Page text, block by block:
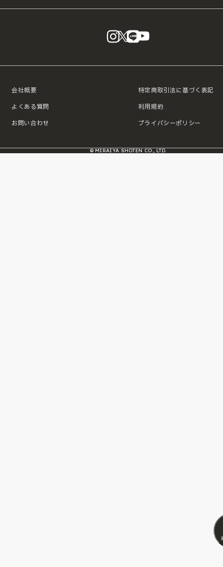
instagram
X LINE
会社概要
よくある質問
お問い合わせ
特定商取引法に基づく表記
利用規約
プライバシーポリシー
© MIRAIYA SHOTEN CO., LTD.